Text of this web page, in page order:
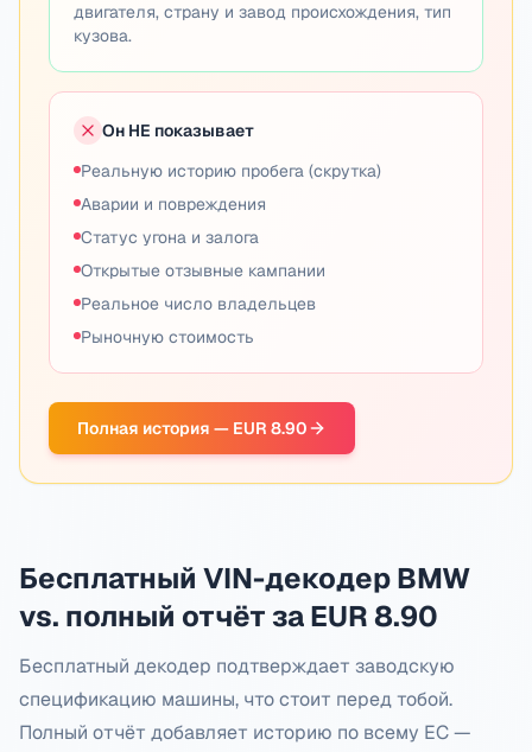
двигателя, страну и завод происхождения, тип
кузова.
Он НЕ показывает
Реальную историю пробега (скрутка)
Аварии и повреждения
Статус угона и залога
Открытые отзывные кампании
Реальное число владельцев
Рыночную стоимость
Полная история — EUR 8.90
Бесплатный VIN-декодер BMW
vs. полный отчёт за EUR 8.90
Бесплатный декодер подтверждает заводскую
спецификацию машины, что стоит перед тобой.
Полный отчёт добавляет историю по всему ЕС —